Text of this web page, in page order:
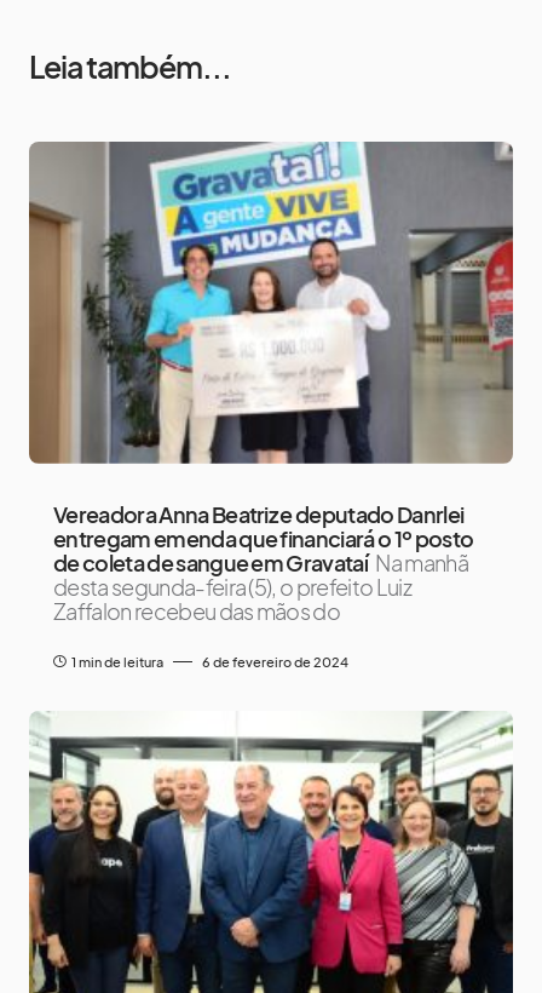
Leia também...
Vereadora Anna Beatriz e deputado Danrlei
entregam emenda que financiará o 1º posto
de coleta de sangue em Gravataí Na manhã
desta segunda-feira (5), o prefeito Luiz
Zaffalon recebeu das mãos do
1 min de leitura 6 de fevereiro de 2024